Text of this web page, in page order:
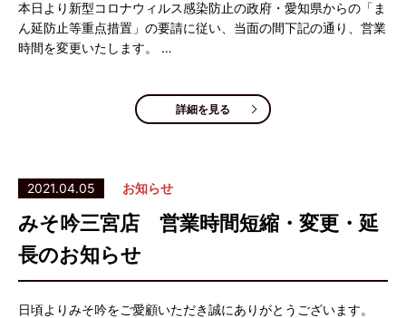
本日より新型コロナウィルス感染防止の政府・愛知県からの「ま
ん延防止等重点措置」の要請に従い、当面の間下記の通り、営業
時間を変更いたします。 …
詳細を見る
2021.04.05 お知らせ
みそ吟三宮店 営業時間短縮・変更・延
長のお知らせ
日頃よりみそ吟をご愛顧いただき誠にありがとうございます。